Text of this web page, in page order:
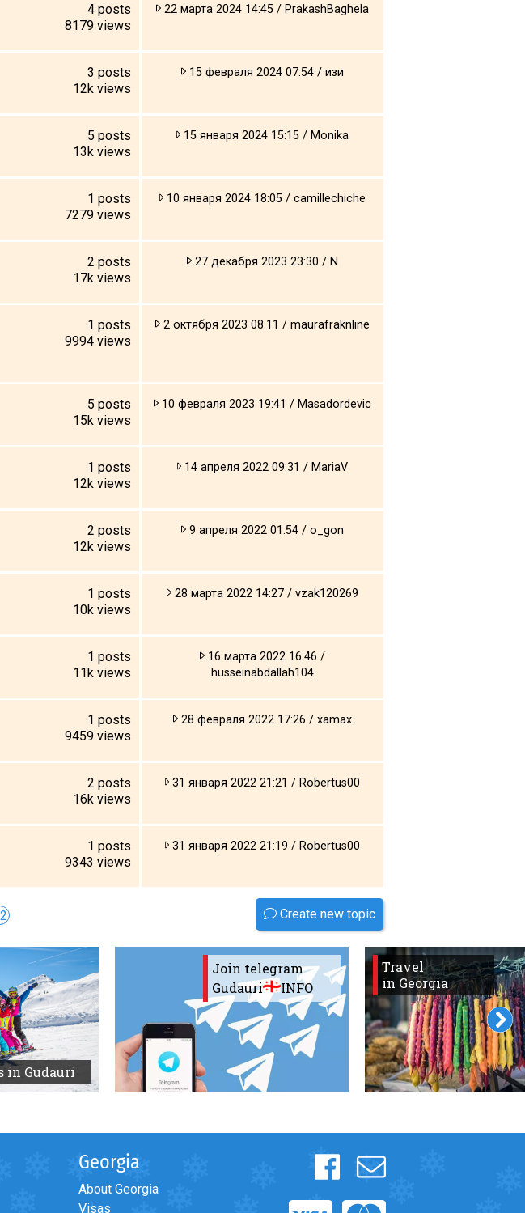
4 posts
8179 views
22 марта 2024 14:45 / PrakashBaghela
3 posts
12k views
15 февраля 2024 07:54 / изи
5 posts
13k views
15 января 2024 15:15 / Monika
1 posts
7279 views
10 января 2024 18:05 / camillechiche
2 posts
17k views
27 декабря 2023 23:30 / N
1 posts
9994 views
2 октября 2023 08:11 / maurafraknline
5 posts
15k views
10 февраля 2023 19:41 / Masadordevic
1 posts
12k views
14 апреля 2022 09:31 / MariaV
2 posts
12k views
9 апреля 2022 01:54 / o_gon
1 posts
10k views
28 марта 2022 14:27 / vzak120269
1 posts
11k views
16 марта 2022 16:46 /
husseinabdallah104
1 posts
9459 views
28 февраля 2022 17:26 / xamax
2 posts
16k views
31 января 2022 21:21 / Robertus00
1 posts
9343 views
31 января 2022 21:19 / Robertus00
Create new topic
in Gudauri
Join telegram
Gudauri
INFO
Travel
in Georgia
Georgia
About Georgia
Visas